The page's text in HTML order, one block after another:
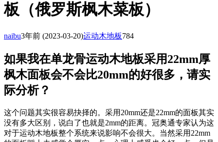
板（俄罗斯枫木菜板）
naibu3年前 (2023-03-20)运动木地板784
如果我在单龙骨运动木地板采用22mm厚
枫木面板会不会比20mm的好很多，请实
际分析？
这个问题其实很容易抉择的。采用20mm还是22mm的面板其实
没有多大区别，说白了也就是2mm的距离。冠奥通专家认为这
对于运动木地板整个系统来说影响不会很大。当然采用22mm